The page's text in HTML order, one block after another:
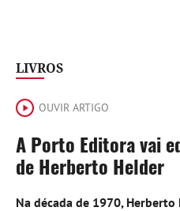
LIVROS
OUVIR ARTIGO
A Porto Editora vai
de Herberto Helder
Na década de 1970,